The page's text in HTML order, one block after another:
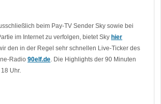
beim Pay-TV Sender Sky sowie bei
im Internet zu verfolgen, bietet Sky hier
den in der Regel sehr schnellen Live-Ticker des
Radio 90elf.de. Die Highlights der 90 Minuten
Uhr.